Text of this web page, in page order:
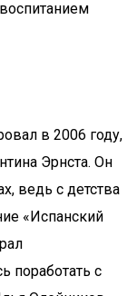
в 2006 году,
Эрнста. Он
ведь с детства
«Испанский
поработать с